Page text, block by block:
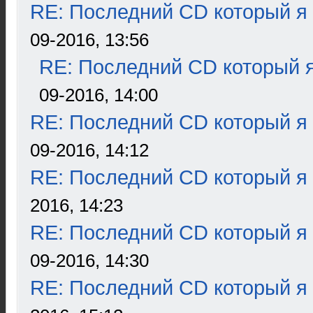
RE: Последний CD который я
09-2016, 13:56
RE: Последний CD который
09-2016, 14:00
RE: Последний CD который я
09-2016, 14:12
RE: Последний CD который я
2016, 14:23
RE: Последний CD который я
09-2016, 14:30
RE: Последний CD который я